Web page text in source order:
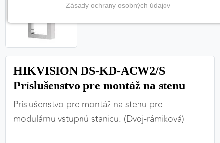
HIKVISION DS-KD-ACW2/S
Príslušenstvo pre montáž na stenu
Príslušenstvo pre montáž na stenu pre
modulárnu vstupnú stanicu. (Dvoj-rámiková)
(vždy aktívne, nemožno vypnúť)
Tieto cookies sú potrebné na správne fungovanie
zabezpečiť jej plnú funkčnosť.
Zásady ochrany osobných údajov